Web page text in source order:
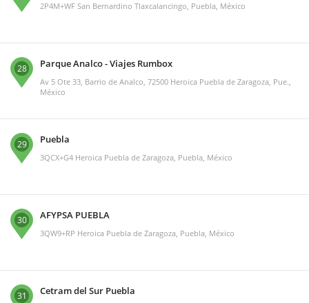
2P4M+WF San Bernardino Tlaxcalancingo, Puebla, México
28 Parque Analco - Viajes Rumbox
Av 5 Ote 33, Barrio de Analco, 72500 Heroica Puebla de Zaragoza, Pue.,
México
29 Puebla
3QCX+G4 Heroica Puebla de Zaragoza, Puebla, México
30 AFYPSA PUEBLA
3QW9+RP Heroica Puebla de Zaragoza, Puebla, México
31 Cetram del Sur Puebla